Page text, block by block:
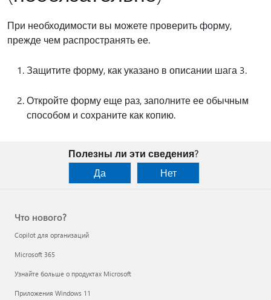
При необходимости вы можете проверить форму,
прежде чем распространять ее.
Защитите форму, как указано в описании шага 3.
Откройте форму еще раз, заполните ее обычным
способом и сохраните как копию.
Полезны ли эти сведения?
Да
Нет
Что нового?
Copilot для организаций
Microsoft 365
Узнайте больше о продуктах Microsoft
Приложения Windows 11